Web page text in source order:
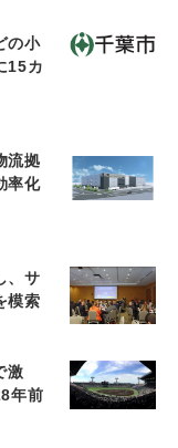
の小
15カ
流拠
率化
、サ
模索
激
年前